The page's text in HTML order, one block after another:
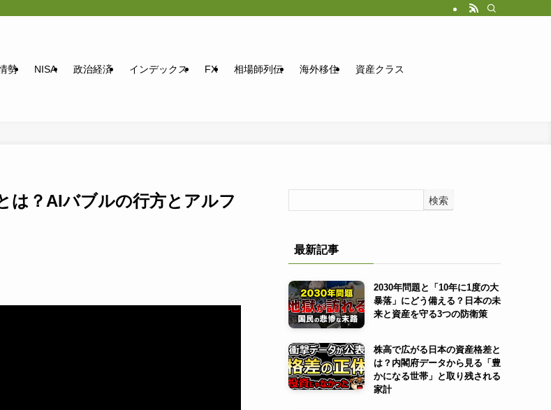
勢 NISA 政治経済 インデックス FX 相場師列伝 海外移住 資産クラス
は？AIバブルの行方とアルフ
検索
最新記事
2030年問題と「10年に1度の大
暴落」にどう備える？日本の未
来と資産を守る3つの防衛策
株高で広がる日本の資産格差と
は？内閣府データから見る「豊
かになる世帯」と取り残される
家計